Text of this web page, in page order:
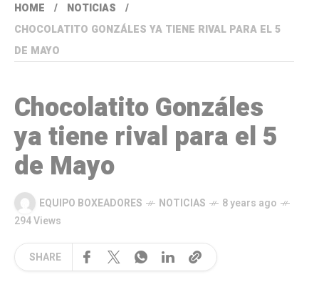
HOME
NOTICIAS
CHOCOLATITO GONZÁLES YA TIENE RIVAL PARA EL 5
DE MAYO
Chocolatito Gonzáles
ya tiene rival para el 5
de Mayo
EQUIPO BOXEADORES NOTICIAS
8 years ago
294 Views
SHARE